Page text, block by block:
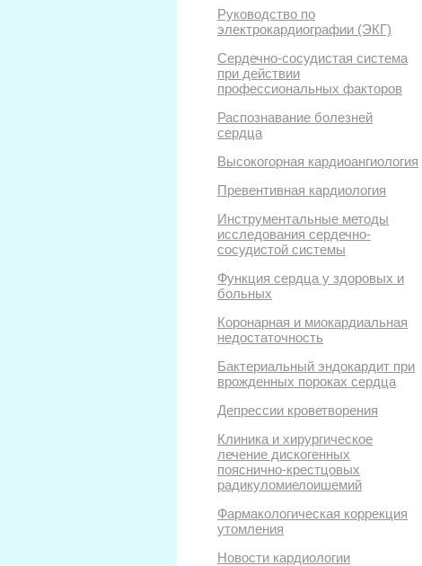
Руководство по
электрокардиографии (ЭКГ)
Сердечно-сосудистая система
при действии
профессиональных факторов
Распознавание болезней
сердца
Высокогорная кардиоангиология
Превентивная кардиология
Инструментальные методы
исследования сердечно-
сосудистой системы
Функция сердца у здоровых и
больных
Коронарная и миокардиальная
недостаточность
Бактериальный эндокардит при
врожденных пороках сердца
Депрессии кроветворения
Клиника и хирургическое
лечение дискогенных
пояснично-крестцовых
радикуломиелоишемий
Фармакологическая коррекция
утомления
Новости кардиологии